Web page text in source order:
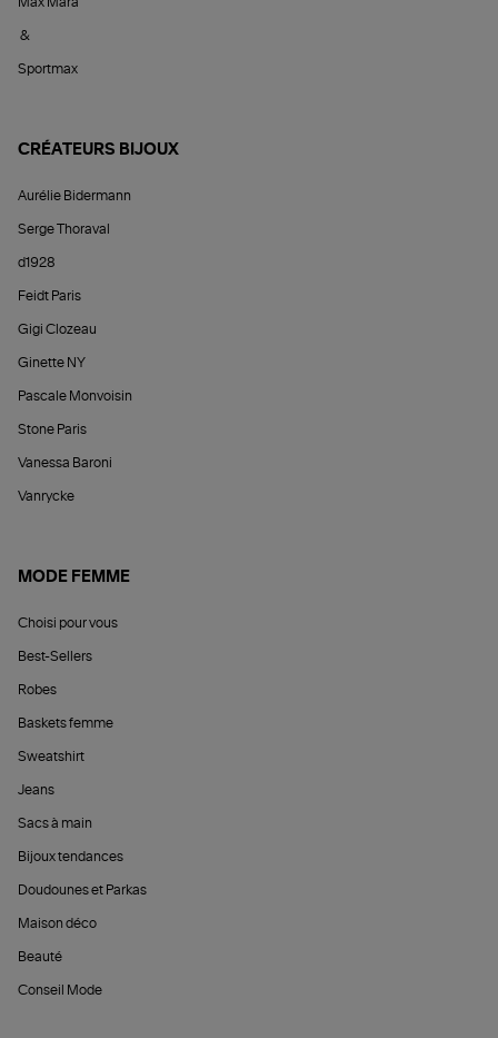
&
Sportmax
CRÉATEURS BIJOUX
Aurélie Bidermann
Serge Thoraval
d1928
Feidt Paris
Gigi Clozeau
Ginette NY
Pascale Monvoisin
Stone Paris
Vanessa Baroni
Vanrycke
MODE FEMME
Choisi pour vous
Best-Sellers
Robes
Baskets femme
Sweatshirt
Jeans
Sacs à main
Bijoux tendances
Doudounes et Parkas
Maison déco
Beauté
Conseil Mode